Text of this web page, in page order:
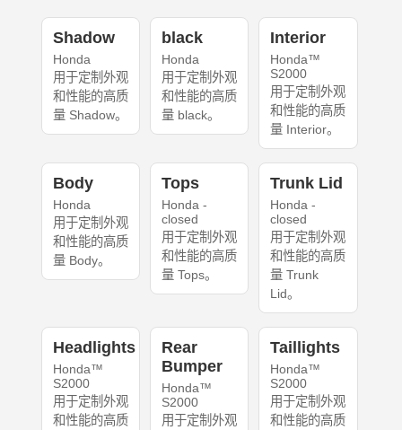
Shadow
Honda
用于定制外观
和性能的高质
量 Shadow。
black
Honda
用于定制外观
和性能的高质
量 black。
Interior
Honda™
S2000
用于定制外观
和性能的高质
量 Interior。
Body
Honda
用于定制外观
和性能的高质
量 Body。
Tops
Honda -
closed
用于定制外观
和性能的高质
量 Tops。
Trunk Lid
Honda -
closed
用于定制外观
和性能的高质
量 Trunk
Lid。
Headlights
Honda™
S2000
用于定制外观
和性能的高质
Rear
Bumper
Honda™
S2000
用于定制外观
Taillights
Honda™
S2000
用于定制外观
和性能的高质